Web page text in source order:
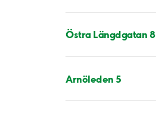
Östra Längdgatan 8
Arnöleden 5